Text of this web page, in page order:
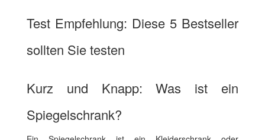
Test Empfehlung: Diese 5 Bestseller
sollten Sie testen
Kurz und Knapp: Was ist ein
Spiegelschrank?